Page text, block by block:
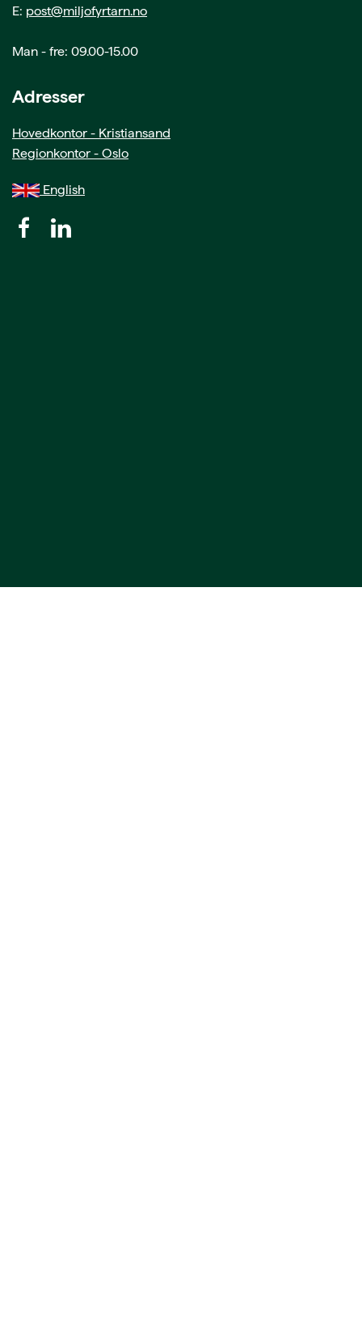
E: post@miljofyrtarn.no
Man - fre: 09.00-15.00
Adresser
Hovedkontor - Kristiansand
Regionkontor - Oslo
English